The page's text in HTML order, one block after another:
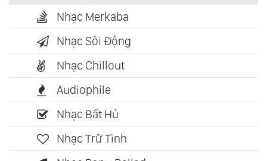
Nhạc Merkaba
Nhạc Sôi Động
Nhạc Chillout
Audiophile
Nhạc Bất Hủ
Nhạc Trữ Tình